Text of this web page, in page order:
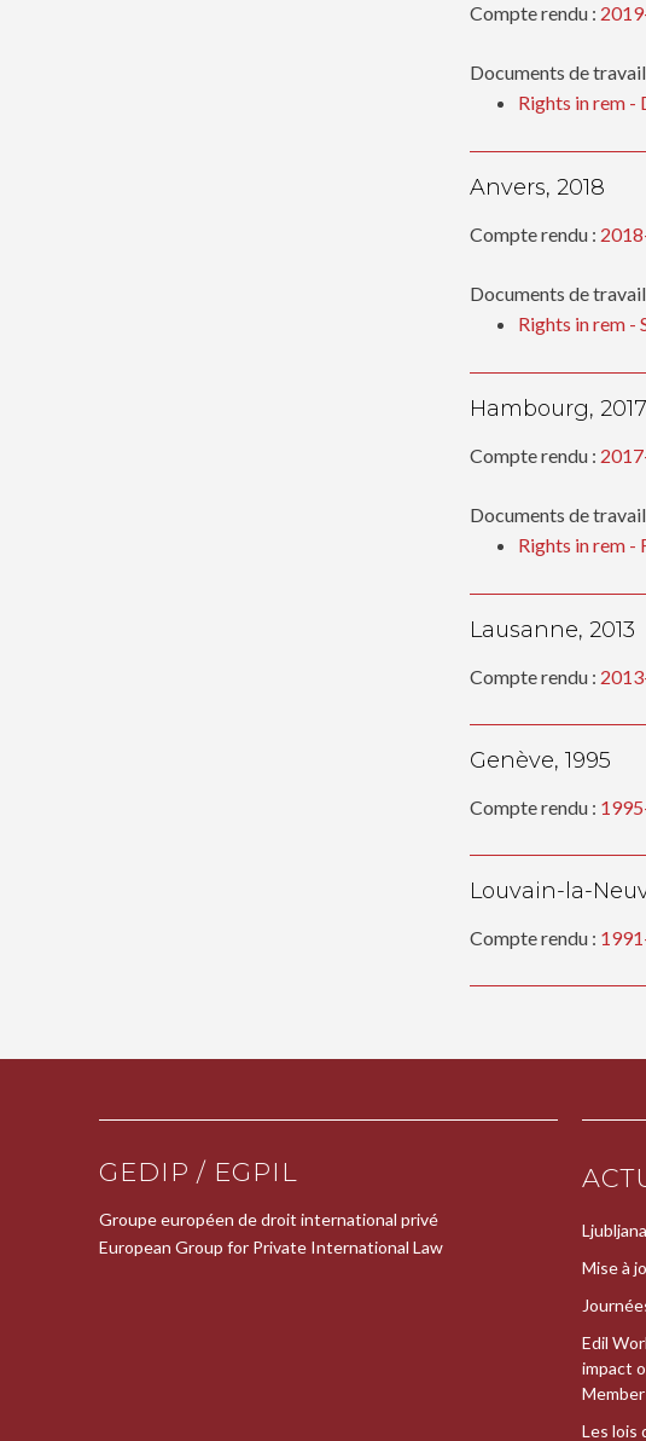
Compte rendu :
Documents de
Rights in rem -
Anvers, 2018
Compte rendu :
Documents de
Rights in rem -
Hambourg, 2017
Compte rendu :
Documents de
Rights in rem -
Lausanne, 2013
Compte rendu :
Genève, 1995
Compte rendu :
Louvain-la-
Compte rendu :
GEDIP / EGPIL
Groupe européen de droit international privé
European Group for Private International Law
Mise à
Edil
impact
Les lois